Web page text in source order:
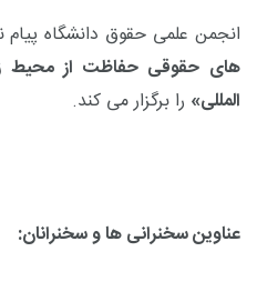
انجمن علمی حقوق دانشگاه پیام
های حقوقی حفاظت از
المللی» را برگزار می کند.
عناوین سخنرانی ها و سخنرانان: